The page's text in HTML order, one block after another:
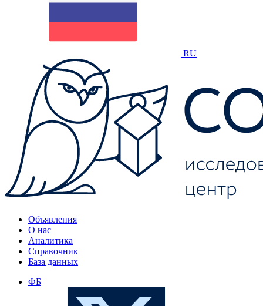
RU
Объявления
О нас
Аналитика
Справочник
База данных
ФБ